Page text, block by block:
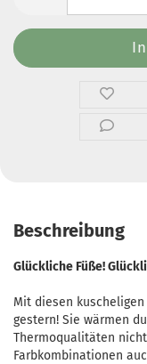
Beschreibung
Glückliche Füße!
Mit diesen
gestern! Sie wärmen
Thermoqualitäten
Farbkombinationen